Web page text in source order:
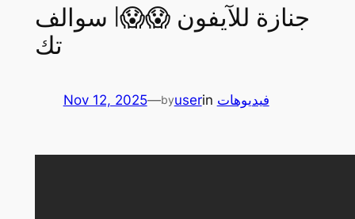
جنازة للآيفون 😱😱| سوالف
تك
Nov 12, 2025—byuserin فيديوهات